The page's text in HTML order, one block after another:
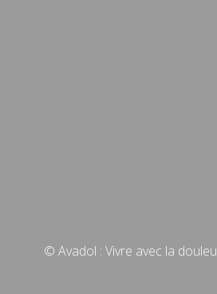
© Avadol : Vivre avec la